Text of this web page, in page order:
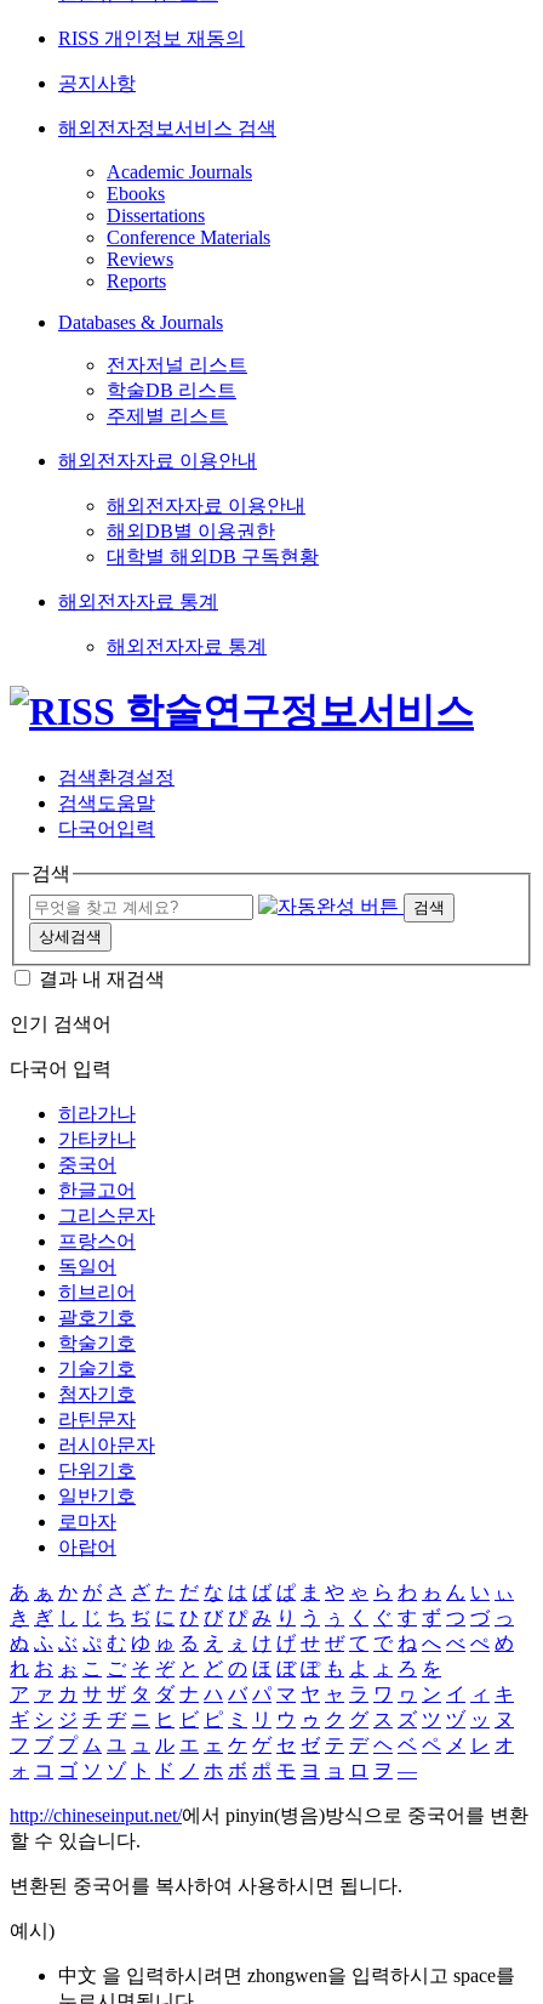
RISS 개인정보 재동의
공지사항
해외전자정보서비스 검색
Academic Journals
Ebooks
Dissertations
Conference Materials
Reviews
Reports
Databases & Journals
전자저널 리스트
학술DB 리스트
주제별 리스트
해외전자자료 이용안내
해외전자자료 이용안내
해외DB별 이용권한
대학별 해외DB 구독현황
해외전자자료 통계
해외전자자료 통계
검색환경설정
검색도움말
다국어입력
검색
검색
상세검색
결과 내 재검색
인기 검색어
다국어 입력
히라가나
가타카나
중국어
한글고어
그리스문자
프랑스어
독일어
히브리어
괄호기호
학술기호
기술기호
첨자기호
라틴문자
러시아문자
단위기호
일반기호
로마자
아랍어
あ ぁ か が さ ざ た だ な は ば ぱ ま や ゃ ら わ ゎ ん い ぃ
き ぎ し じ ち ぢ に ひ び ぴ み り う ぅ く ぐ す ず つ づ っ
ぬ ふ ぶ ぷ む ゆ ゅ る え ぇ け げ せ ぜ て で ね へ べ ぺ め
れ お ぉ こ ご そ ぞ と ど の ほ ぼ ぽ も よ ょ ろ を
ア ァ カ サ ザ タ ダ ナ ハ バ パ マ ヤ ャ ラ ワ ヮ ン イ ィ キ
ギ シ ジ チ ヂ ニ ヒ ビ ピ ミ リ ウ ゥ ク グ ス ズ ツ ヅ ッ ヌ
フ ブ プ ム ユ ュ ル エ ェ ケ ゲ セ ゼ テ デ ヘ ベ ペ メ レ オ
ォ コ ゴ ソ ゾ ト ド ノ ホ ボ ポ モ ヨ ョ ロ ヲ ―
http://chineseinput.net/에서 pinyin(병음)방식으로 중국어를 변환
할 수 있습니다.
변환된 중국어를 복사하여 사용하시면 됩니다.
예시)
中文 을 입력하시려면 zhongwen을 입력하시고 space를